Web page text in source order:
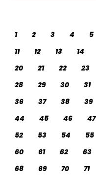
1 2 3 4 5
11
12 13 14
20
21 22 23
28
29 30 31
36
37 38 39
44
45 46 47
52
53 54 55
60
61 62 63
68
69 70 71